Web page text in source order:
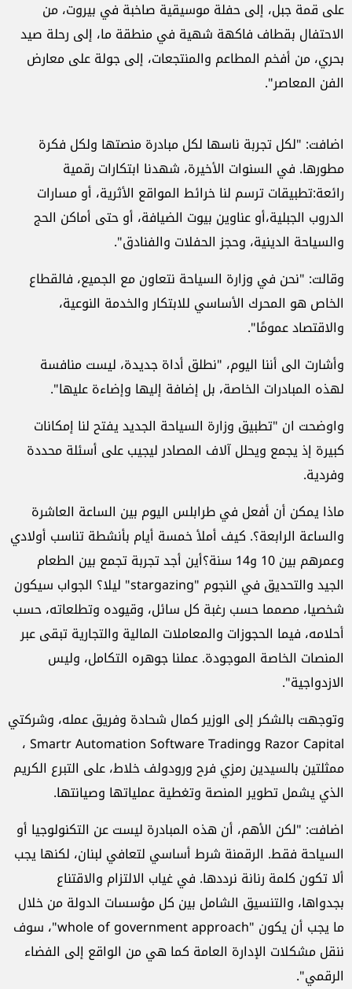
على قمة جبل، إلى حفلة موسيقية صاخبة في بيروت، من
الاحتفال بقطاف فاكهة شهية في منطقة ما، إلى رحلة صيد
بحري، من أفخم المطاعم والمنتجعات، إلى جولة على معارض
الفن المعاصر".
اضافت: "لكل تجربة ناسها لكل مبادرة منصتها ولكل فكرة
مطورها. في السنوات الأخيرة، شهدنا ابتكارات رقمية
رائعة:تطبيقات ترسم لنا خرائط المواقع الأثرية، أو مسارات
الدروب الجبلية،أو عناوين بيوت الضيافة، أو حتى أماكن الحج
والسياحة الدينية، وحجز الحفلات والفنادق".
وقالت: "نحن في وزارة السياحة نتعاون مع الجميع، فالقطاع
الخاص هو المحرك الأساسي للابتكار والخدمة النوعية،
والاقتصاد عمومًا".
وأشارت الى أننا اليوم، "نطلق أداة جديدة، ليست منافسة
لهذه المبادرات الخاصة، بل إضافة إليها وإضاءة عليها".
واوضحت ان "تطبيق وزارة السياحة الجديد يفتح لنا إمكانات
كبيرة إذ يجمع ويحلل آلاف المصادر ليجيب على أسئلة محددة
وفردية.
ماذا يمكن أن أفعل في طرابلس اليوم بين الساعة العاشرة
والساعة الرابعة؟. كيف أملأ خمسة أيام بأنشطة تناسب أولادي
وعمرهم بين 10 و14 سنة؟أين أجد تجربة تجمع بين الطعام
الجيد والتحديق في النجوم "stargazing" ليلا؟ الجواب سيكون
شخصيا، مصمما حسب رغبة كل سائل، وقيوده وتطلعاته، حسب
أحلامه، فيما الحجوزات والمعاملات المالية والتجارية تبقى عبر
المنصات الخاصة الموجودة. عملنا جوهره التكامل، وليس
الازدواجية".
وتوجهت بالشكر إلى الوزير كمال شحادة وفريق عمله، وشركتي
Razor Capital وSmartr Automation Software Trading ،
ممثلتين بالسيدين رمزي فرح ورودولف خلاط، على التبرع الكريم
الذي يشمل تطوير المنصة وتغطية عملياتها وصيانتها.
اضافت: "لكن الأهم، أن هذه المبادرة ليست عن التكنولوجيا أو
السياحة فقط. الرقمنة شرط أساسي لتعافي لبنان، لكنها يجب
ألا تكون كلمة رنانة نرددها. في غياب الالتزام والاقتناع
بجدواها، والتنسيق الشامل بين كل مؤسسات الدولة من خلال
ما يجب أن يكون "whole of government approach"، سوف
ننقل مشكلات الإدارة العامة كما هي من الواقع إلى الفضاء
الرقمي".